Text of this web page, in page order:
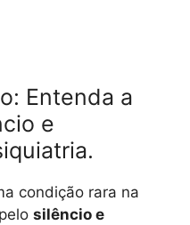
Entenda a
e
condição rara na
silêncio e